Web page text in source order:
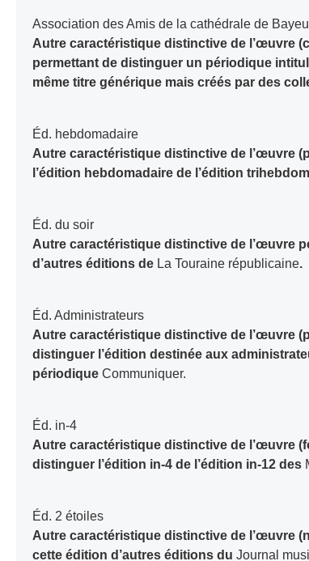
Association des Amis de la cathédrale de
Autre caractéristique distinctive de l’œuvre
permettant de distinguer un périodique
même titre générique mais créés par des
Éd. hebdomadaire
Autre caractéristique distinctive de l’œuvre
l’édition hebdomadaire de l’édition
Éd. du soir
Autre caractéristique distinctive de l’œuvre
d’autres éditions de La Touraine républicaine.
Éd. Administrateurs
Autre caractéristique distinctive de l’œuvre
distinguer l’édition destinée aux
périodiqueCommuniquer.
Éd. in-4
Autre caractéristique distinctive de l’œuvre
distinguer l’édition in-4 de l’édition in-12 des
Éd. 2 étoiles
Autre caractéristique distinctive de l’œuvre
cette édition d’autres éditions duJournal